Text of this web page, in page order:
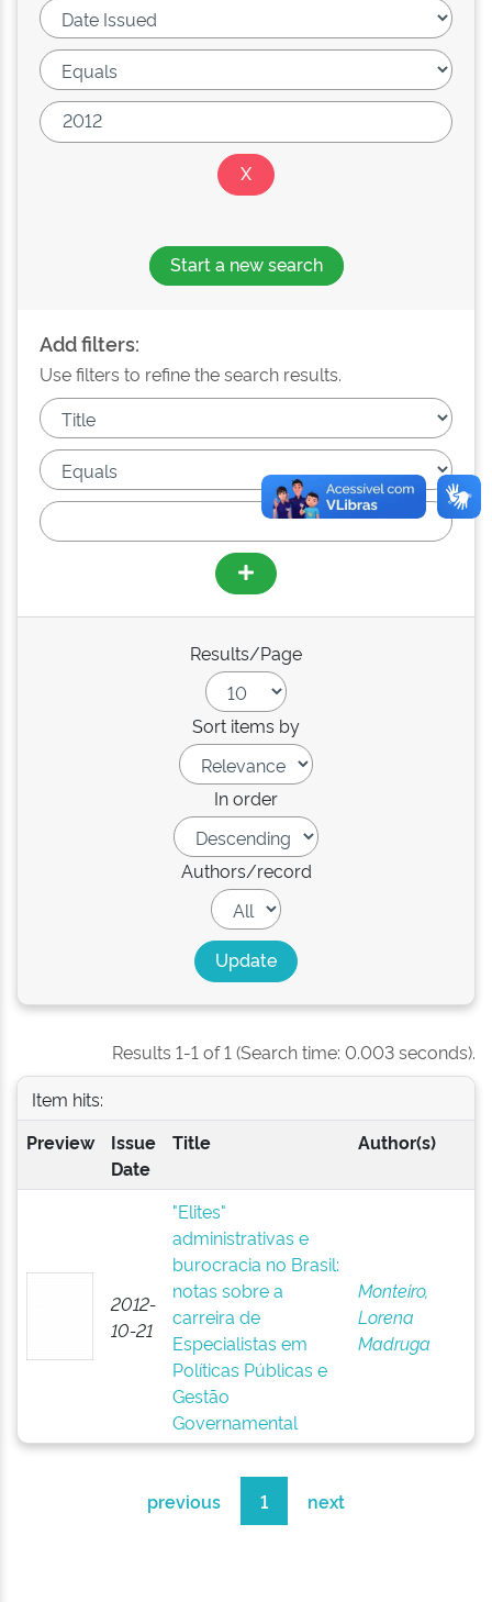
Start a new search
Add filters:
Use filters to refine the search results.
Results/Page
Sort items by
In order
Authors/record
Results 1-1 of 1 (Search time: 0.003 seconds).
Item hits:
Preview
Issue
Date
Title Author(s)
2012-
10-21
"Elites"
administrativas e
burocracia no Brasil:
notas sobre a
carreira de
Especialistas em
Políticas Públicas e
Gestão
Governamental
Monteiro,
Lorena
Madruga
previous 1 next